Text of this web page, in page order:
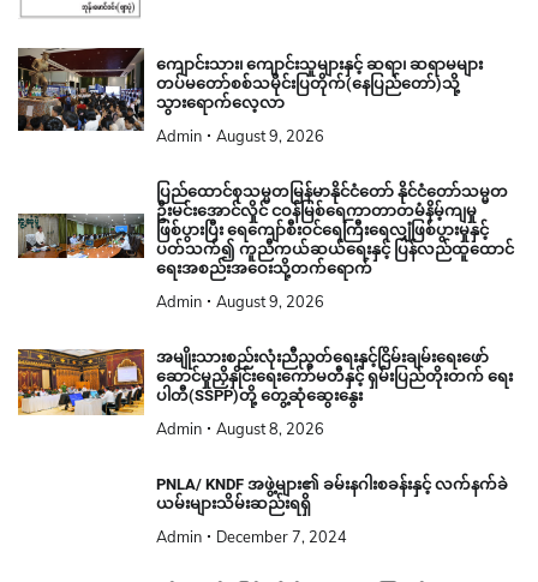
ကျောင်းသား၊ ကျောင်းသူများနှင့် ဆရာ၊ ဆရာမများ
တပ်မတော်စစ်သမိုင်းပြတိုက်(နေပြည်တော်)သို့
သွားရောက်လေ့လာ
Admin August 9, 2026
ပြည်ထောင်စုသမ္မတမြန်မာနိုင်ငံတော် နိုင်ငံတော်သမ္မတ
ဦးမင်းအောင်လှိုင် ငဝန်မြစ်ရေကာတာတမံနိမ့်ကျမှု
ဖြစ်ပွားပြီး ရေကျော်စီးဝင်ရေကြီးရေလျှံဖြစ်ပွားမှုနှင့်
ပတ်သက်၍ ကူညီကယ်ဆယ်ရေးနှင့် ပြန်လည်ထူထောင်
ရေးအစည်းအဝေးသို့တက်ရောက်
Admin August 9, 2026
အမျိုးသားစည်းလုံးညီညွတ်ရေးနှင့်ငြိမ်းချမ်းရေးဖော်
ဆောင်မှုညှိနှိုင်းရေးကော်မတီနှင့် ရှမ်းပြည်တိုးတက် ရေး
ပါတီ(SSPP)တို့ တွေ့ဆုံဆွေးနွေး
Admin August 8, 2026
PNLA/ KNDF အဖွဲ့များ၏ ခမ်းနဂါးစခန်းနှင့် လက်နက်ခဲ
ယမ်းများသိမ်းဆည်းရရှိ
Admin December 7, 2024